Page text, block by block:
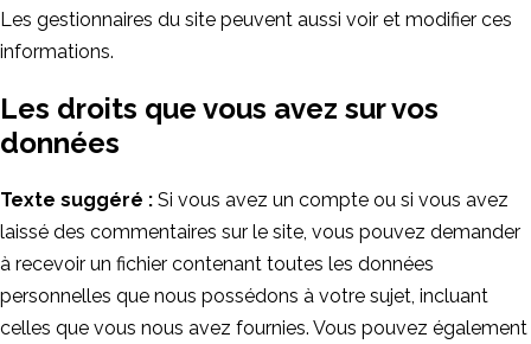
Les gestionnaires du site peuvent aussi voir et modifier ces
informations.
Les droits que vous avez sur vos
données
Texte suggéré : Si vous avez un compte ou si vous avez
laissé des commentaires sur le site, vous pouvez demander
à recevoir un fichier contenant toutes les données
personnelles que nous possédons à votre sujet, incluant
celles que vous nous avez fournies. Vous pouvez également